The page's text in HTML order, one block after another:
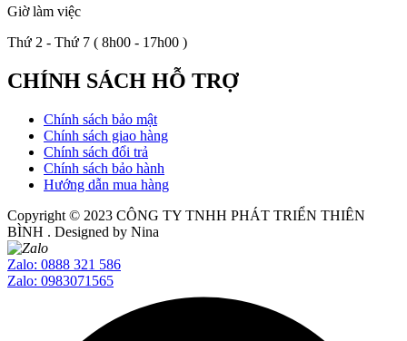
Giờ làm việc
Thứ 2 - Thứ 7 ( 8h00 - 17h00 )
CHÍNH SÁCH HỖ TRỢ
Chính sách bảo mật
Chính sách giao hàng
Chính sách đổi trả
Chính sách bảo hành
Hướng dẫn mua hàng
Copyright © 2023 CÔNG TY TNHH PHÁT TRIỂN THIÊN
BÌNH . Designed by Nina
Zalo: 0888 321 586
Zalo: 0983071565